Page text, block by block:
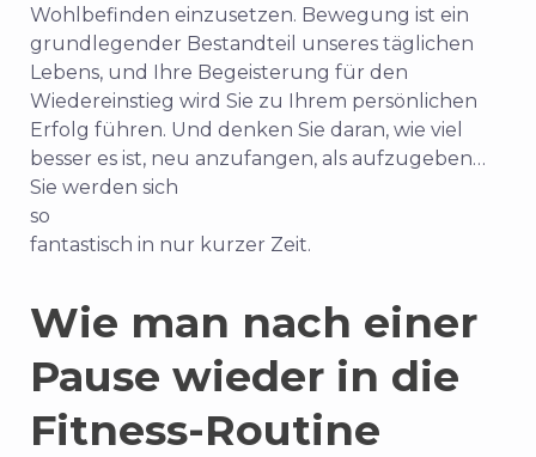
Wohlbefinden einzusetzen. Bewegung ist ein
grundlegender Bestandteil unseres täglichen
Lebens, und Ihre Begeisterung für den
Wiedereinstieg wird Sie zu Ihrem persönlichen
Erfolg führen. Und denken Sie daran, wie viel
besser es ist, neu anzufangen, als aufzugeben…
Sie werden sich
so
fantastisch in nur kurzer Zeit.
Wie man nach einer
Pause wieder in die
Fitness-Routine